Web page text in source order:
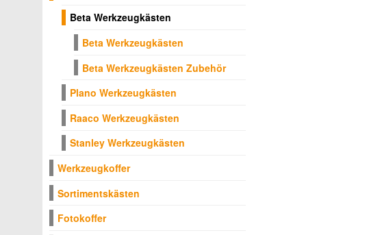
Beta Werkzeugkästen
Beta Werkzeugkästen
Beta Werkzeugkästen Zubehör
Plano Werkzeugkästen
Raaco Werkzeugkästen
Stanley Werkzeugkästen
Werkzeugkoffer
Sortimentskästen
Fotokoffer